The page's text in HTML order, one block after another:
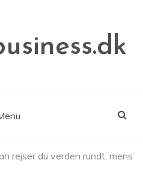
rejser du verden rundt, mens